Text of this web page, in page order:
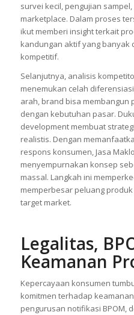
survei kecil, pengujian
marketplace. Dalam proses
ikut memberi insight terkait
kandungan aktif yang banyak
kompetitif.
Selanjutnya, analisis
menemukan celah
arah, brand bisa membangun
dengan kebutuhan pasar.
development membuat
realistis. Dengan
respons konsumen, Jasa
menyempurnakan konsep
massal. Langkah ini
memperbesar peluang
target market.
Legalitas,
Keamanan
Kepercayaan konsumen
komitmen terhadap
pengurusan notifikasi BPOM,